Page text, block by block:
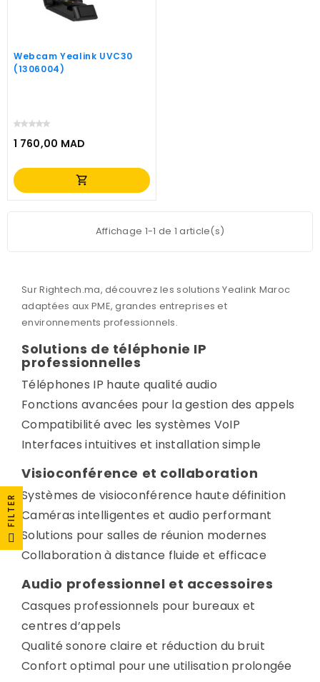
Webcam Yealink UVC30
(1306004)
1 760,00 MAD
Prix
shopping_cart
Affichage 1-1 de 1 article(s)
Sur Rightech.ma, découvrez les solutionsYealink Maroc
adaptées aux PME, grandes entreprises et
environnements professionnels.
Solutions de téléphonie IP
professionnelles
Téléphones IP haute qualité audio
Fonctions avancées pour la gestion des appels
Compatibilité avec les systèmes VoIP
Interfaces intuitives et installation simple
Visioconférence et collaboration
Systèmes de visioconférence haute définition
Caméras intelligentes et audio performant
Solutions pour salles de réunion modernes
Collaboration à distance fluide et efficace
Audio professionnel et accessoires
Casques professionnels pour bureaux et
centres d’appels
Qualité sonore claire et réduction du bruit
Confort optimal pour une utilisation prolongée
FILTER